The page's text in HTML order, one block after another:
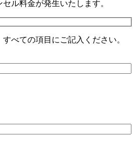
ル料金が発生いたします。
べての項目にご記入ください。